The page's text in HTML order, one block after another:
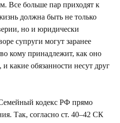
Все больше пар приходят к
должна быть не только
но и юридически
супруги могут заранее
кому принадлежит, как оно
и какие обязанности несут друг
кодекс РФ прямо
Так, согласно ст. 40–42 СК